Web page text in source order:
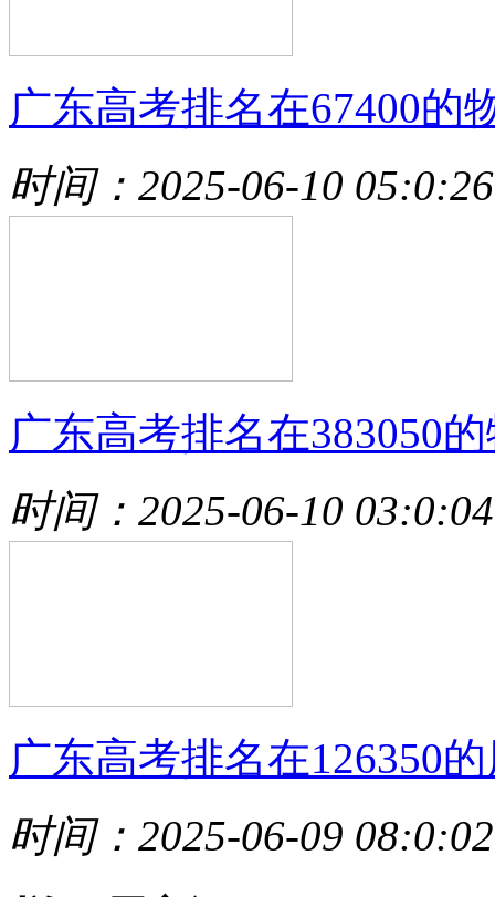
广东高考排名在67400的
时间：2025-06-10 05:0:26
广东高考排名在383050
时间：2025-06-10 03:0:04
广东高考排名在126350
时间：2025-06-09 08:0:02